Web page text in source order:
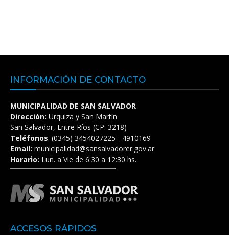
INFORMACIÓN DE CONTACTO
MUNICIPALIDAD DE SAN SALVADOR
Dirección: Urquiza y San Martín
San Salvador, Entre Ríos (CP: 3218)
Teléfonos: (0345) 3454027225 - 4910169
Email: municipalidad@sansalvadorer.gov.ar
Horario: Lun. a Vie de 6:30 a 12:30 hs.
ACCESOS RÁPIDOS